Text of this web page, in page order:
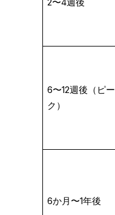
2〜4週後
6〜12週後（ピー
ク）
6か月〜1年後